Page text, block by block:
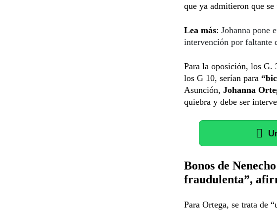
que ya admitieron que
Lea más: Johanna pone
intervención por faltante
Para la oposición, los G.
los G 10, serían para
Asunción, Johanna
quiebra y debe ser
Bonos de
fraudulenta”,
Para Ortega, se trata de